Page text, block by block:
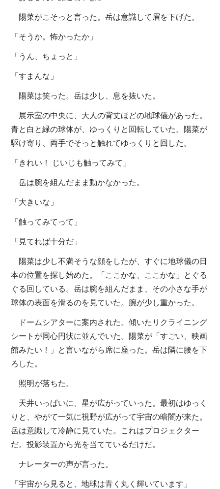
陽菜がこそっと言った。岳は意識して眉を下げた。
「そうか。怖かったか」
「うん、ちょっと」
「すまんな」
陽菜は笑った。岳は少し、息を抜いた。
展示室の中央に、大人の背丈ほどの地球儀があった。
青と白と緑の球体が、ゆっくりと回転していた。陽菜が
駆け寄り、両手でそっと触れてゆっくりと回した。
「きれい！ じいじも触ってみて」
岳は腕を組んだまま動かなかった。
「大きいな」
「触ってみてって」
「見てれば十分だ」
陽菜は少し不満そうな顔をしたが、すぐに地球儀の日
本の位置を探し始めた。「ここかな、ここかな」とぐる
ぐる回している。岳は腕を組んだまま、その小さな手が
球体の表面を滑るのを見ていた。腕が少し重かった。
ドームシアターに案内された。傾いたリクライニング
シートが同心円状に並んでいた。陽菜が「すごい、映画
館みたい！」と言いながら席に座った。岳は隣に腰を下
ろした。
照明が落ちた。
天井いっぱいに、星が広がっていった。最初はゆっく
りと、やがて一気に視野が広がって宇宙の暗闇が来た。
岳は意識して冷静に見ていた。これはプロジェクター
だ。投影装置から光を当てているだけだ。
ナレーターの声が言った。
「宇宙から見ると、地球は青く丸く輝いています」